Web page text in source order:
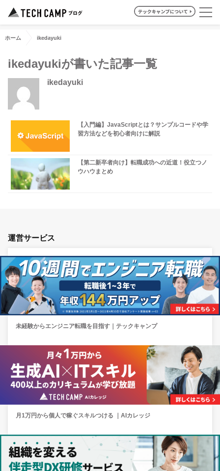
ホーム ikedayuki
ikedayukiが書いた記事一覧
ikedayuki
【入門編】JavaScriptとは？サンプルコードや学
習方法などを初心者向けに解説
【第二新卒者向け】転職成功への近道！役立つノ
ウハウまとめ
運営サービス
未経験からエンジニア転職を目指す｜テックキャンプ
月1万円から個人で稼ぐスキルつける ｜AIカレッジ